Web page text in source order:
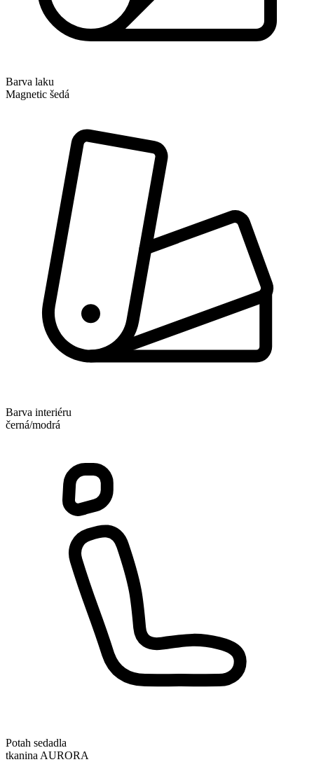
Barva laku
Magnetic šedá
Barva interiéru
černá/modrá
Potah sedadla
tkanina AURORA